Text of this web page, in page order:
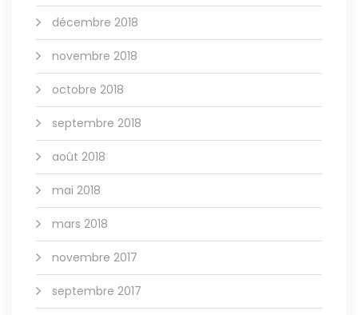
décembre 2018
novembre 2018
octobre 2018
septembre 2018
août 2018
mai 2018
mars 2018
novembre 2017
septembre 2017